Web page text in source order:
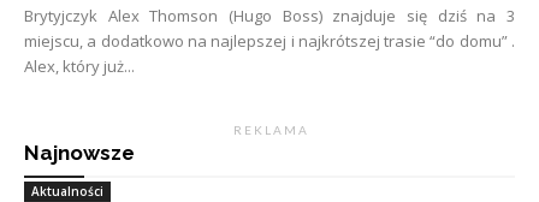
Brytyjczyk Alex Thomson (Hugo Boss) znajduje się dziś na 3
miejscu, a dodatkowo na najlepszej i najkrótszej trasie “do domu” .
Alex, który już...
R E K L A M A
Najnowsze
Aktualności